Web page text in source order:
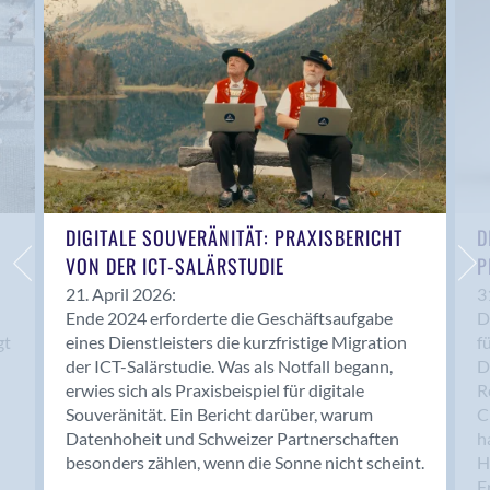
Anwil
Appenzell
Au SG
Baar
Baden
Balsthal
Balzers
Basel
Bassersdorf
Belp
Bendern
Benken (SG)
Bergdietikon
Berlin
Bern
Bern - Liebefeld
DIGITALE SOUVERÄNITÄT: PRAXISBERICHT
VON DER ICT-SALÄRSTUDIE
21. April 2026:
Ende 2024 erforderte die Geschäftsaufgabe
eines Dienstleisters die kurzfristige Migration
der ICT-Salärstudie. Was als Notfall begann,
erwies sich als Praxisbeispiel für digitale
Souveränität. Ein Bericht darüber, warum
Datenhoheit und Schweizer Partnerschaften
besonders zählen, wenn die Sonne nicht scheint.